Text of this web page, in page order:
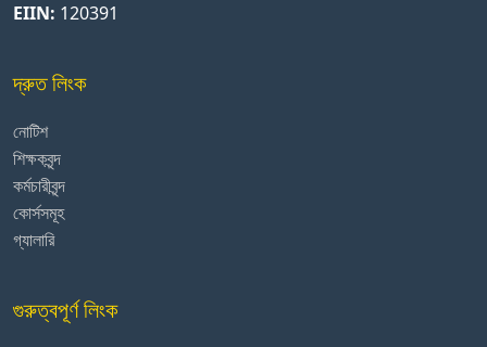
EIIN: 120391
দ্রুত লিংক
নোটিশ
শিক্ষকবৃন্দ
কর্মচারীবৃন্দ
কোর্সসমূহ
গ্যালারি
গুরুত্বপূর্ণ লিংক